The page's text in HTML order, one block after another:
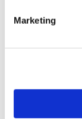
Marketing